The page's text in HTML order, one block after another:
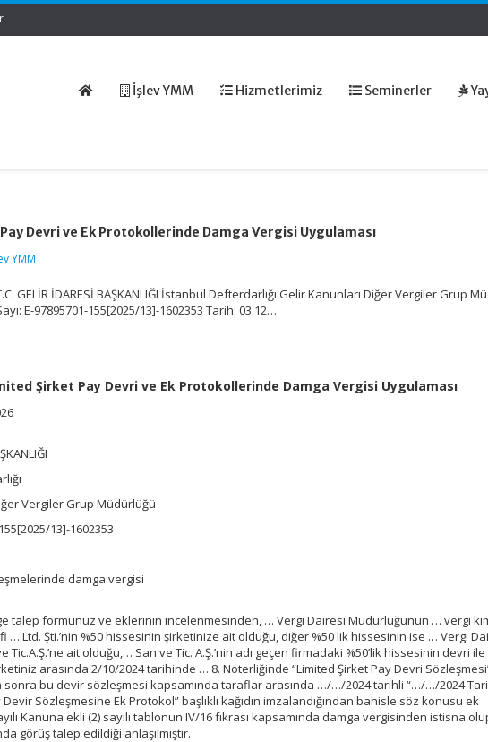
İşlev YMM Hizmetlerimiz Seminerler
Devri ve Ek Protokollerinde Damga Vergisi Uygulaması
YMM
GELİR İDARESİ BAŞKANLIĞI İstanbul Defterdarlığı Gelir Kanunları Diğer Vergiler Grup
E-97895701-155[2025/13]-1602353 Tarih: 03.12…
Şirket Pay Devri ve Ek Protokollerinde Damga Vergisi Uygulaması
Vergiler Grup Müdürlüğü
13]-1602353
damga vergisi
talep formunuz ve eklerinin incelenmesinden, … Vergi Dairesi Müdürlüğünün … vergi
… Ltd. Şti.’nin %50 hissesinin şirketinize ait olduğu, diğer %50 lik hissesinin ise … Vergi
ait olduğu,… San ve Tic. A.Ş.’nin adı geçen firmadaki %50’lik hissesinin devri ile
arasında 2/10/2024 tarihinde … 8. Noterliğinde “Limited Şirket Pay Devri
sonra bu devir sözleşmesi kapsamında taraflar arasında …/…/2024 tarihli “…/…/2024
Sözleşmesine Ek Protokol” başlıklı kağıdın imzalandığından bahisle söz konusu ek
Kanuna ekli (2) sayılı tablonun IV/16 fıkrası kapsamında damga vergisinden istisna
görüş talep edildiği anlaşılmıştır.